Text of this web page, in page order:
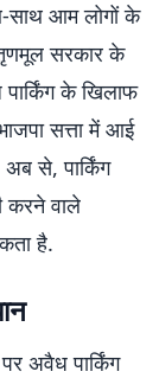
साथ आम लोगों के
सरकार के
के खिलाफ
सत्ता में आई
से, पार्किंग
करने वाले
है.
अवैध पार्किंग